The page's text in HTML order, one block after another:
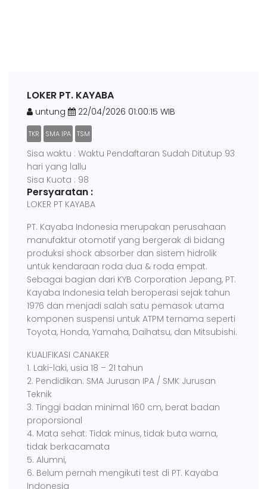
LOKER PT. KAYABA
untung 22/04/2026 01:00:15 WIB
TKR SMA IPA TSM
Sisa waktu : Waktu Pendaftaran Sudah Ditutup 93
hari yang lallu
Sisa Kuota : 98
Persyaratan :
LOKER PT KAYABA
PT. Kayaba Indonesia merupakan perusahaan
manufaktur otomotif yang bergerak di bidang
produksi shock absorber dan sistem hidrolik
untuk kendaraan roda dua & roda empat.
Sebagai bagian dari KYB Corporation Jepang, PT.
Kayaba Indonesia telah beroperasi sejak tahun
1976 dan menjadi salah satu pemasok utama
komponen suspensi untuk ATPM ternama seperti
Toyota, Honda, Yamaha, Daihatsu, dan Mitsubishi.
KUALIFIKASI CANAKER
1. Laki-laki, usia 18 – 21 tahun
2. Pendidikan: SMA Jurusan IPA / SMK Jurusan
Teknik
3. Tinggi badan minimal 160 cm, berat badan
proporsional
4. Mata sehat: Tidak minus, tidak buta warna,
tidak berkacamata
5. Alumni,
6. Belum pernah mengikuti test di PT. Kayaba
Indonesia